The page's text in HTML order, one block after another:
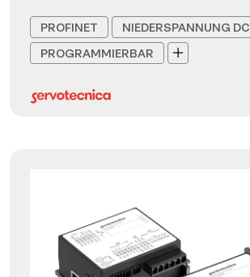
PROFINET
NIEDERSPANNUNG DC
PROGRAMMIERBAR